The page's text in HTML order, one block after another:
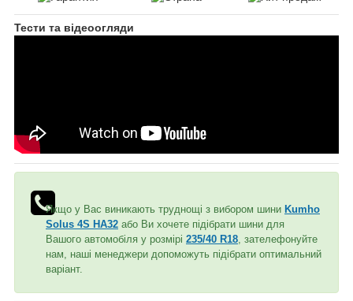
Тести та відеоогляди
Якщо у Вас виникають труднощі з вибором шини Kumho
Solus 4S HA32 або Ви хочете підібрати шини для
Вашого автомобіля у розмірі 235/40 R18 , зателефонуйте
нам, наші менеджери допоможуть підібрати оптимальний
варіант.